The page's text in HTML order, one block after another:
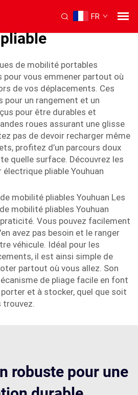
FR
électrique
pliable
de mobilité portables
pour vous emmener partout où
de vos déplacements. Ces
un rangement et un
pour être durables et
roues assurant une glisse
pas de devoir recharger même
profitez d’un parcours doux
quelle surface. Découvrez les
pliable Youhuan
mobilité pliables Youhuan Les
mobilité pliables Youhuan
Vous pouvez facilement
avez pas besoin et le ranger
véhicule. Idéal pour les
il est ainsi simple de
partout où vous allez. Son
de pliage facile en font
et à stocker, quel que soit
trouvez.
robuste pour une